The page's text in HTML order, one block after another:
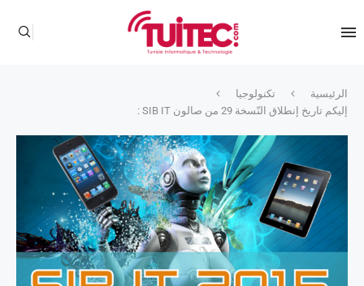
الرئيسية
تكنولوجيا
إليكم تاريخ إنطلاق النّسخة 29 من صالون SIB IT :